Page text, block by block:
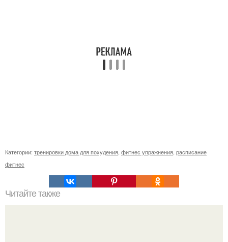
Категории: тренировки дома для похудения, фитнес упражнения, расписание
фитнес
Читайте также